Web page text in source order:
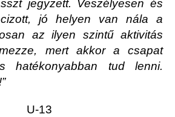
jegyzett. Veszélyesen és
jó helyen van nála a
az ilyen szintű aktivitás
mert akkor a csapat
hatékonyabban tud lenni.
U-13